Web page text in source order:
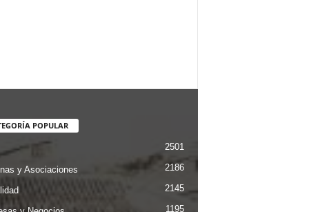
POPULAR
2501
y Asociaciones 2186
2145
1195